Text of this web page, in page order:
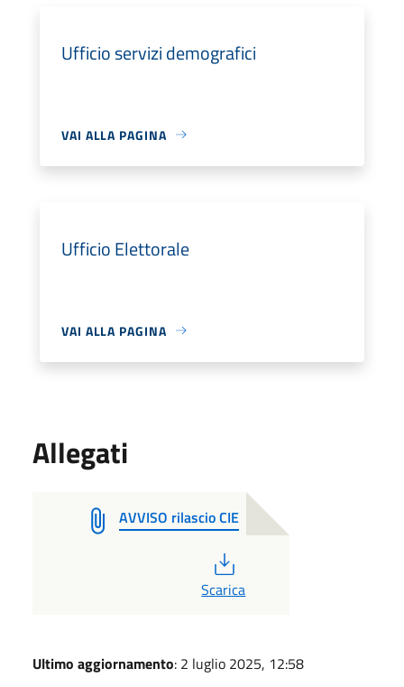
Ufficio servizi demografici
VAI ALLA PAGINA
Ufficio Elettorale
VAI ALLA PAGINA
Allegati
AVVISO rilascio CIE
Scarica
Ultimo aggiornamento: 2 luglio 2025, 12:58